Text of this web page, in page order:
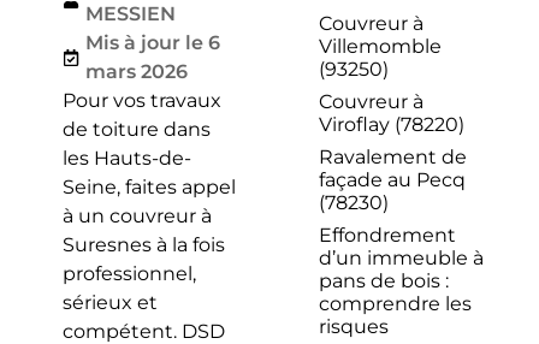
MESSIEN
Mis à jour le 6
mars 2026
Pour vos travaux
de toiture dans
les Hauts-de-
Seine, faites appel
à un couvreur à
Suresnes à la fois
professionnel,
sérieux et
compétent. DSD
Couvreur à
Villemomble
(93250)
Couvreur à
Viroflay (78220)
Ravalement de
façade au Pecq
(78230)
Effondrement
d’un immeuble à
pans de bois :
comprendre les
risques